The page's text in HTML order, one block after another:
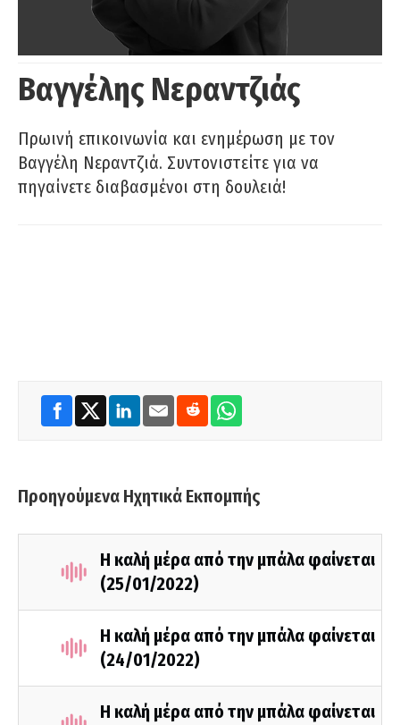
Βαγγέλης Νεραντζιάς
Πρωινή επικοινωνία και ενημέρωση με τον
Βαγγέλη Νεραντζιά. Συντονιστείτε για να
πηγαίνετε διαβασμένοι στη δουλειά!
Προηγούμενα Ηχητικά Εκπομπής
Η καλή μέρα από την μπάλα φαίνεται
(25/01/2022)
Η καλή μέρα από την μπάλα φαίνεται
(24/01/2022)
Η καλή μέρα από την μπάλα φαίνεται